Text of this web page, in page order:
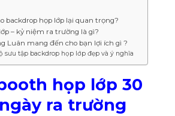
backdrop họp lớp lại quan trọng?
– kỷ niệm ra trường là gì?
Luân mang đến cho bạn lợi ích gì ?
sưu tập backdrop họp lớp đẹp và ý nghĩa
họp lớp 30
ra trường